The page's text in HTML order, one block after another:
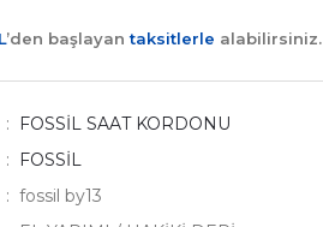
’den başlayantaksitlerle alabilirsiniz.
FOSSİL SAAT KORDONU
FOSSİL
fossil by13